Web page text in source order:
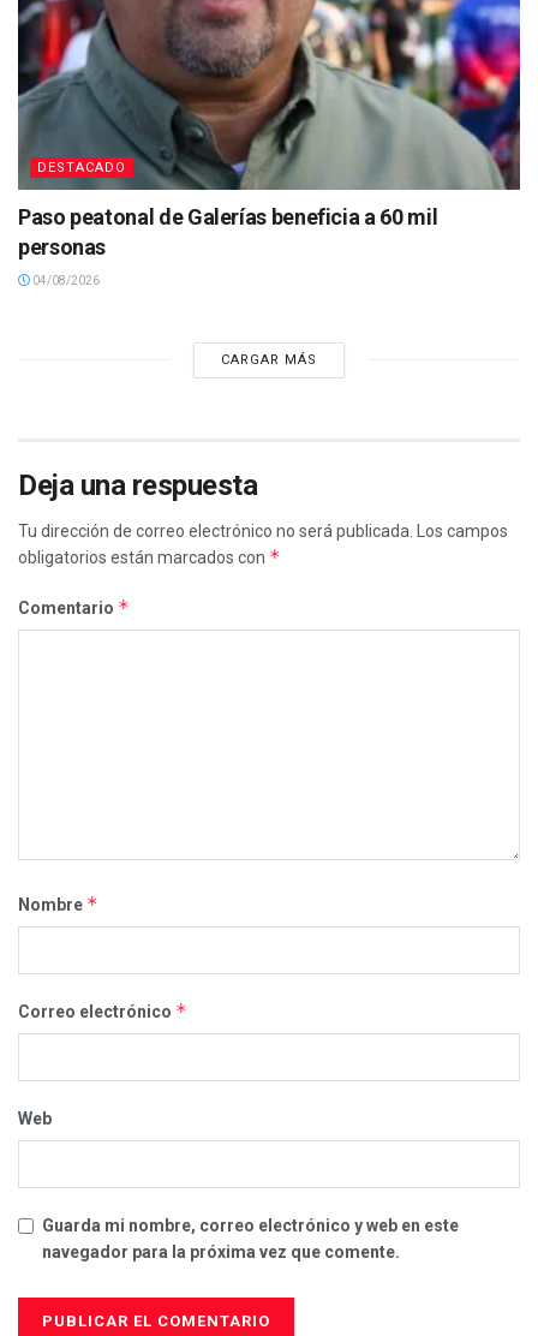
DESTACADO
Paso peatonal de Galerías beneficia a 60 mil
personas
04/08/2026
CARGAR MÁS
Deja una respuesta
Tu dirección de correo electrónico no será publicada.
Los campos
obligatorios están marcados con *
Comentario *
Nombre *
Correo electrónico *
Web
Guarda mi nombre, correo electrónico y web en este
navegador para la próxima vez que comente.